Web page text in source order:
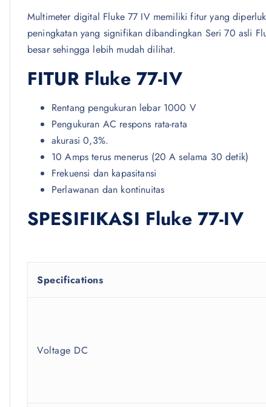
Multimeter digital Fluke 77 IV memiliki fitur yang
peningkatan yang signifikan dibandingkan Seri 70 asli
besar sehingga lebih mudah dilihat.
FITUR Fluke 77-IV
Rentang pengukuran lebar 1000 V
Pengukuran AC respons rata-rata
akurasi 0,3%.
10 Amps terus menerus (20 A selama 30 detik)
Frekuensi dan kapasitansi
Perlawanan dan kontinuitas
SPESIFIKASI Fluke 77-IV
Specifications
Voltage DC